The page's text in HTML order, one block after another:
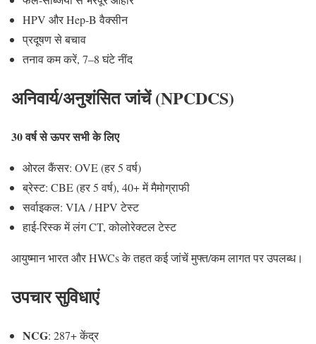
HPV और Hep-B वैक्सीन
प्रदूषण से बचाव
तनाव कम करें, 7–8 घंटे नींद
अनिवार्य/अनुशंसित जांचें (NPCDCS)
30 वर्ष से ऊपर सभी के लिए
ओरल कैंसर: OVE (हर 5 वर्ष)
ब्रेस्ट: CBE (हर 5 वर्ष), 40+ में मैमोग्राफी
सर्वाइकल: VIA / HPV टेस्ट
हाई-रिस्क में लंग CT, कोलोरेक्टल टेस्ट
आयुष्मान भारत और HWCs के तहत कई जांचें मुफ्त/कम लागत पर उपलब्ध।
उपचार सुविधाएं
NCG: 287+ केंद्र